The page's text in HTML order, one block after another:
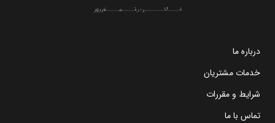
درباره ما
خدمات مشتریان
شرایط و مقررات
تماس با ما